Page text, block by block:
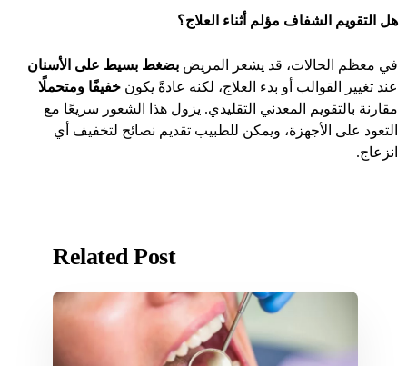
هل التقويم الشفاف مؤلم أثناء العلاج؟
في معظم الحالات، قد يشعر المريض بضغط بسيط على الأسنان
عند تغيير القوالب أو بدء العلاج، لكنه عادةً يكون خفيفًا ومتحملًا
مقارنة بالتقويم المعدني التقليدي. يزول هذا الشعور سريعًا مع
التعود على الأجهزة، ويمكن للطبيب تقديم نصائح لتخفيف أي
انزعاج.
Related Post